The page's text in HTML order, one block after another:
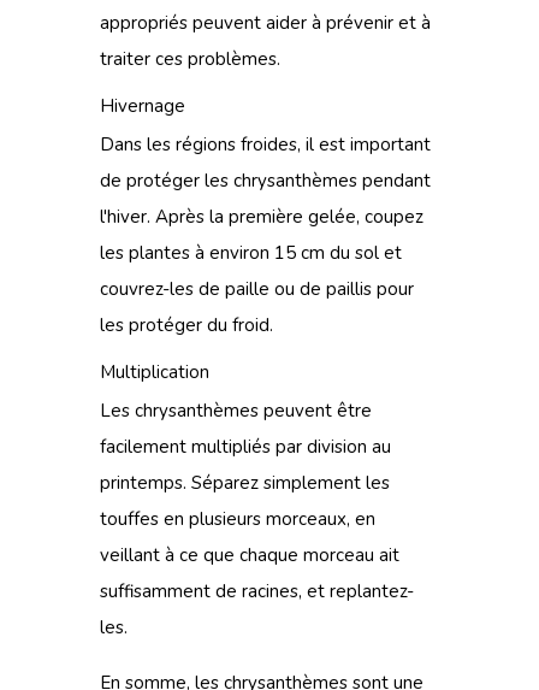
appropriés peuvent aider à prévenir et à
traiter ces problèmes.
Hivernage
Dans les régions froides, il est important
de protéger les chrysanthèmes pendant
l'hiver. Après la première gelée, coupez
les plantes à environ 15 cm du sol et
couvrez-les de paille ou de paillis pour
les protéger du froid.
Multiplication
Les chrysanthèmes peuvent être
facilement multipliés par division au
printemps. Séparez simplement les
touffes en plusieurs morceaux, en
veillant à ce que chaque morceau ait
suffisamment de racines, et replantez-
les.
En somme, les chrysanthèmes sont une